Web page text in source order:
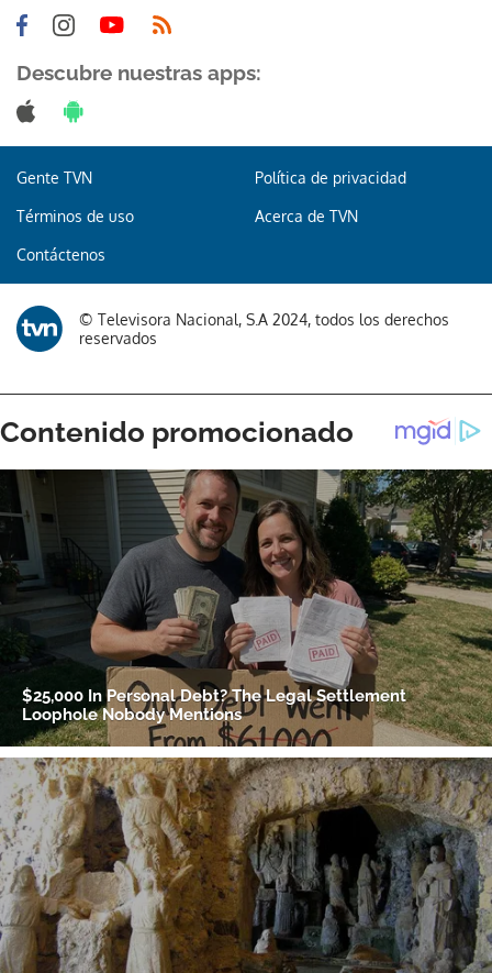
Descubre nuestras apps:
Gente TVN Política de privacidad
Términos de uso Acerca de TVN
Contáctenos
© Televisora Nacional, S.A 2024, todos los derechos
reservados